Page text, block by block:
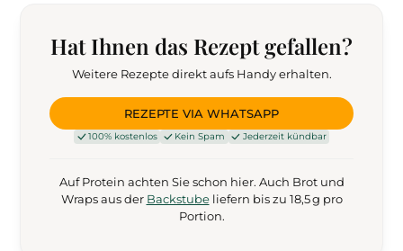
Hat Ihnen das Rezept gefallen?
Weitere Rezepte direkt aufs Handy erhalten.
REZEPTE VIA WHATSAPP
100% kostenlos Kein Spam Jederzeit kündbar
Auf Protein achten Sie schon hier. Auch Brot und
Wraps aus der Backstubeliefern bis zu 18,5 g pro
Portion.